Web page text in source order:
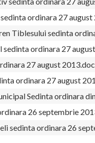
ordinara 27 august
Tiblesului sedinta
ordinara 27
27 august 2013.doc
ordinara 27 august
Sedinta ordinara
26 septembrie
sedinta ordinara 26